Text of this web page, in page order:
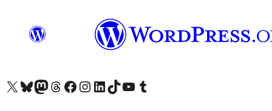
Visit our X (formerly Twitter) account
Visit our Bluesky account
Завітайте до нашої стрічки в Mastodon
Visit our Threads account
Завітайте на нашу сторінку в Facebook
Visit our Instagram account
Visit our LinkedIn account
Visit our TikTok account
Visit our YouTube channel
Visit our Tumblr account